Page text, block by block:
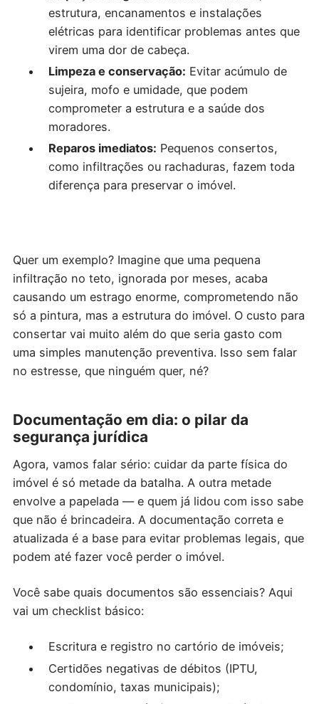
estrutura, encanamentos e instalações
elétricas para identificar problemas antes que
virem uma dor de cabeça.
Limpeza e conservação: Evitar acúmulo de
sujeira, mofo e umidade, que podem
comprometer a estrutura e a saúde dos
moradores.
Reparos imediatos: Pequenos consertos,
como infiltrações ou rachaduras, fazem toda
diferença para preservar o imóvel.
Quer um exemplo? Imagine que uma pequena
infiltração no teto, ignorada por meses, acaba
causando um estrago enorme, comprometendo não
só a pintura, mas a estrutura do imóvel. O custo para
consertar vai muito além do que seria gasto com
uma simples manutenção preventiva. Isso sem falar
no estresse, que ninguém quer, né?
Documentação em dia: o pilar da
segurança jurídica
Agora, vamos falar sério: cuidar da parte física do
imóvel é só metade da batalha. A outra metade
envolve a papelada — e quem já lidou com isso sabe
que não é brincadeira. A documentação correta e
atualizada é a base para evitar problemas legais, que
podem até fazer você perder o imóvel.
Você sabe quais documentos são essenciais? Aqui
vai um checklist básico:
Escritura e registro no cartório de imóveis;
Certidões negativas de débitos (IPTU,
condomínio, taxas municipais);